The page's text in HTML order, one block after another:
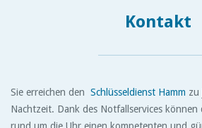
Kontakt
Sie erreichen den Schlüsseldienst Hamm zu
Nachtzeit. Dank des Notfallservices können